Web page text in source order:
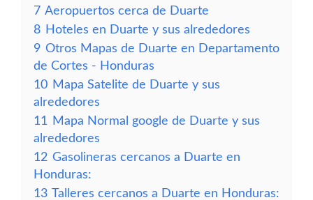
7 Aeropuertos cerca de Duarte
8 Hoteles en Duarte y sus alrededores
9 Otros Mapas de Duarte en Departamento
de Cortes - Honduras
10 Mapa Satelite de Duarte y sus
alrededores
11
Mapa Normal google de Duarte y sus
alrededores
12 Gasolineras cercanos a Duarte en
Honduras:
13 Talleres cercanos a Duarte en Honduras: